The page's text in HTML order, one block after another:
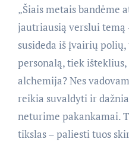
„Šiais metais bandėme
jautriausią verslui temą
susideda iš įvairių
personalą, tiek
alchemija? Nes
reikia suvaldyti ir
neturime pakankamai.
tikslas – paliesti tuos